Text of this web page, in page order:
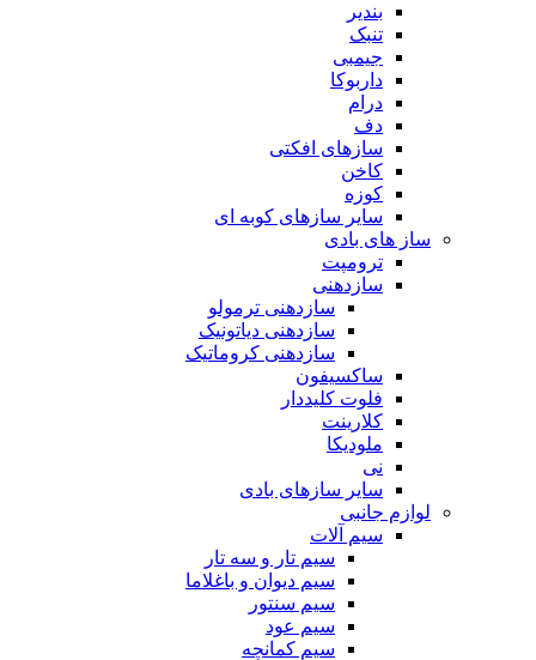
بندیر
تنبک
جیمبی
داربوکا
درام
دف
سازهای افکتی
کاخن
کوزه
سایر سازهای کوبه ای
ساز های بادی
ترومپت
سازدهنی
سازدهنی ترمولو
سازدهنی دیاتونیک
سازدهنی کروماتیک
ساکسیفون
فلوت کلیددار
کلارینت
ملودیکا
نی
سایر سازهای بادی
لوازم جانبی
سیم آلات
سیم تار و سه تار
سیم دیوان و باغلاما
سیم سنتور
سیم عود
سیم کمانچه